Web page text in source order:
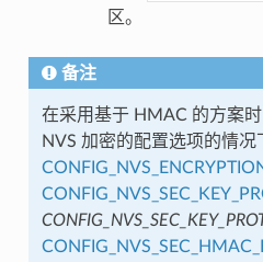
区。
备注
在采用基于 HMAC 的方案
NVS 加密的配置选项的情况